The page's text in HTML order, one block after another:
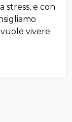
stress, e con
vivere